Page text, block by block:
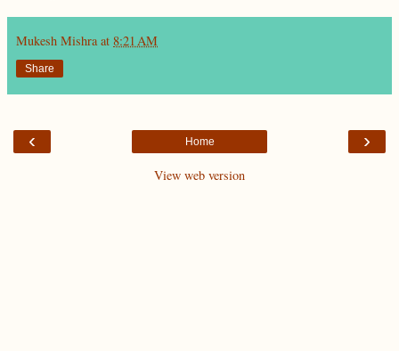
Mukesh Mishra at 8:21 AM
Share
‹ ›
Home
View web version